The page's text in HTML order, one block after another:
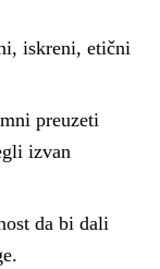
iskreni, etični
preuzeti
izvan
da bi dali